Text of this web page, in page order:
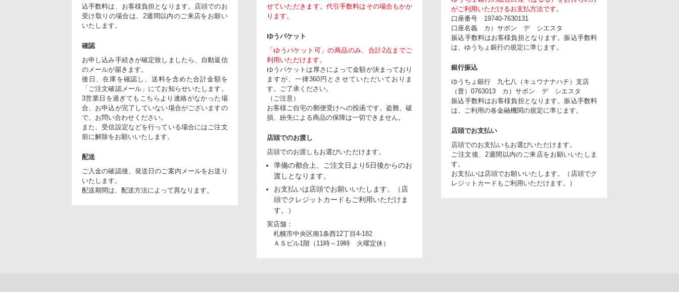
込手数料は、お客様負担となります。店頭でのお
受け取りの場合は、2週間以内のご来店をお願い
いたします。
確認
お申し込み手続きが確定致しましたら、自動返信
のメールが届きます。
後日、在庫を確認し、送料を含めた合計金額を
「ご注文確認メール」にてお知らせいたします。
3営業日を過ぎてもこちらより連絡がなかった場
合、お申込が完了していない場合がございますの
で、お問い合わせください。
また、受信設定などを行っている場合にはご注文
前に解除をお願いいたします。
配送
ご入金の確認後、発送日のご案内メールをお送り
いたします。
配送期間は、配送方法によって異なります。
せていただきます。代引手数料はその場合もかか
ります。
ゆうパケット
「ゆうパケット可」の商品のみ、合計2点までご
利用いただけます。
ゆうパケットは厚さによって金額が決まっており
ますが、一律360円とさせていただいておりま
す。ご了承ください。
（ご注意）
お客様ご自宅の郵便受けへの投函です。盗難、破
損、紛失による商品の保障は一切できません。
店頭でのお渡し
店頭でのお渡しもお選びいただけます。
準備の都合上、ご注文日より5日後からのお
渡しとなります。
お支払いは店頭でお願いいたします。（店
頭でクレジットカードもご利用いただけま
す。）
実店舗：
札幌市中央区南1条西12丁目4-182
ＡＳビル1階（11時～19時 火曜定休）
がご利用いただけるお支払方法です。
口座番号 19740-7630131
口座名義 カ）サボン デ シエスタ
振込手数料はお客様負担となります。振込手数料
は、ゆうちょ銀行の規定に準じます。
銀行振込
ゆうちょ銀行 九七八（キュウナナハチ）支店
（普）0763013 カ）サボン デ シエスタ
振込手数料はお客様負担となります。振込手数料
は、ご利用の各金融機関の規定に準じます。
店頭でお支払い
店頭でのお支払いもお選びいただけます。
ご注文後、2週間以内のご来店をお願いいたしま
す。
お支払いは店頭でお願いいたします。（店頭でク
レジットカードもご利用いただけます。）